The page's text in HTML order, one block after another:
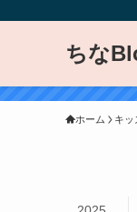
ちな
ホーム キッ